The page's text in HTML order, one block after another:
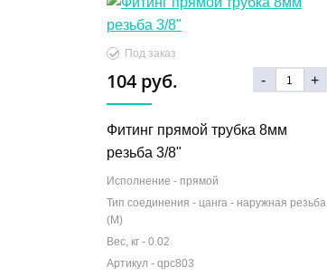
Под заказ
104 руб. - +
Фитинг прямой трубка 8мм
резьба 3/8"
Исполнение - прямой
Тип соединения - цанга - наружная резьба
(М)
Вес, кг - 0.02
Артикул - qpc803